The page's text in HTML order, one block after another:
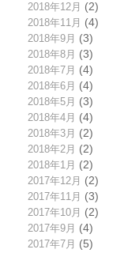
2018年12月 (2)
2018年11月 (4)
2018年9月 (3)
2018年8月 (3)
2018年7月 (4)
2018年6月 (4)
2018年5月 (3)
2018年4月 (4)
2018年3月 (2)
2018年2月 (2)
2018年1月 (2)
2017年12月 (2)
2017年11月 (3)
2017年10月 (2)
2017年9月 (4)
2017年7月 (5)